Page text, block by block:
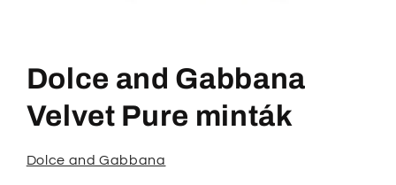
megnyitása
modális
párbeszédpanelen
Dolce and Gabbana
Velvet Pure minták
Dolce and Gabbana